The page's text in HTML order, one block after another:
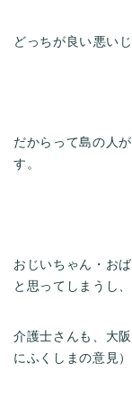
どっちが良い悪い
だからって島の人
す。
おじいちゃん・お
と思ってしまうし、
介護士さんも、大
にふくしまの意見）